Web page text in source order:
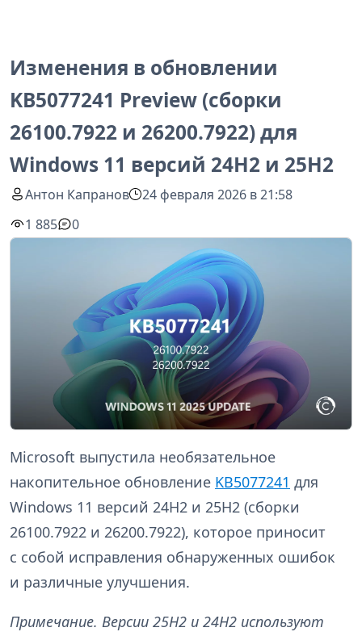
Изменения в обновлении
KB5077241 Preview (сборки
26100.7922 и 26200.7922) для
Windows 11 версий 24H2 и 25H2
Антон Капранов
24 февраля 2026 в 21:58
1 885
0
Microsoft выпустила необязательное
накопительное обновление KB5077241 для
Windows 11 версий 24H2 и 25H2 (сборки
26100.7922 и 26200.7922), которое приносит
с собой исправления обнаруженных ошибок
и различные улучшения.
Примечание. Версии 25H2 и 24H2 используют